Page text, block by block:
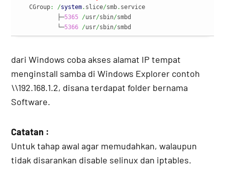
   CGroup
: /system. slice/smb. service
           ├─
5365 /usr/sbin/smbd
           └─
5366 /usr/sbin/smbd
dari Windows coba akses alamat IP tempat
menginstall samba di Windows Explorer contoh
\\192.168.1.2, disana terdapat folder bernama
Software.
Catatan :
Untuk tahap awal agar memudahkan, walaupun
tidak disarankan disable selinux dan iptables.